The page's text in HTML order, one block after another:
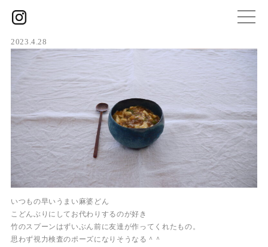
2023.4.28
いつもの早いうまい麻婆どん
こどんぶりにしてお代わりするのが好き
竹のスプーンはずいぶん前に友達が作ってくれたもの。
思わず視力検査のポーズになりそうなる＾＾